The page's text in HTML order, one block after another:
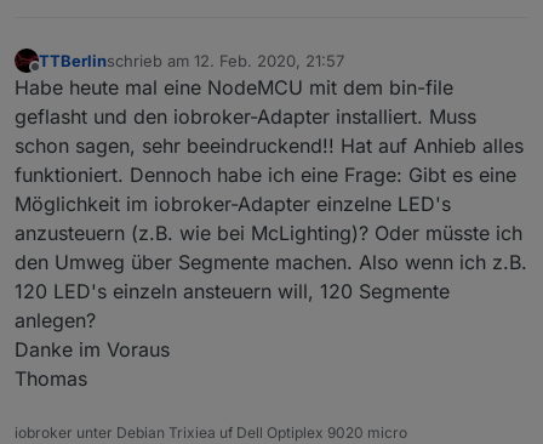
Offline
TTBerlinschrieb am 12. Feb. 2020, 21:57
zuletzt editiert von
Habe heute mal eine NodeMCU mit dem bin-file
geflasht und den iobroker-Adapter installiert. Muss
schon sagen, sehr beeindruckend!! Hat auf Anhieb alles
funktioniert. Dennoch habe ich eine Frage: Gibt es eine
Möglichkeit im iobroker-Adapter einzelne LED's
anzusteuern (z.B. wie bei McLighting)? Oder müsste ich
den Umweg über Segmente machen. Also wenn ich z.B.
120 LED's einzeln ansteuern will, 120 Segmente
anlegen?
Danke im Voraus
Thomas
iobroker unter Debian Trixiea uf Dell Optiplex 9020 micro